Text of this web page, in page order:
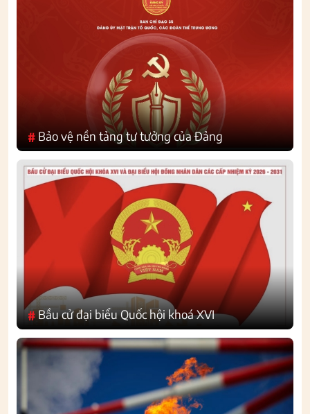
# Bảo vệ nền tảng tư tưởng của Đảng
#Bầu cử đại biểu Quốc hội khoá XVI